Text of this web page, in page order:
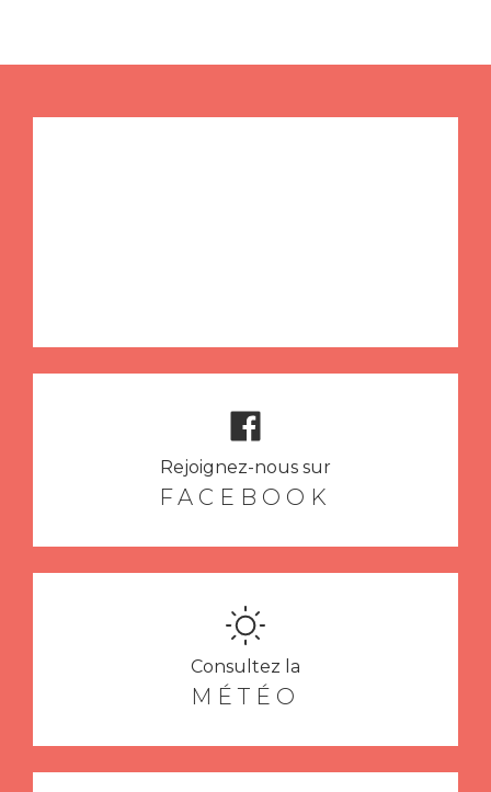
Rejoignez-nous sur
FACEBOOK
Consultez la
MÉTÉO